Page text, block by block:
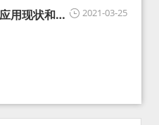
2021-03-25
用现状和展